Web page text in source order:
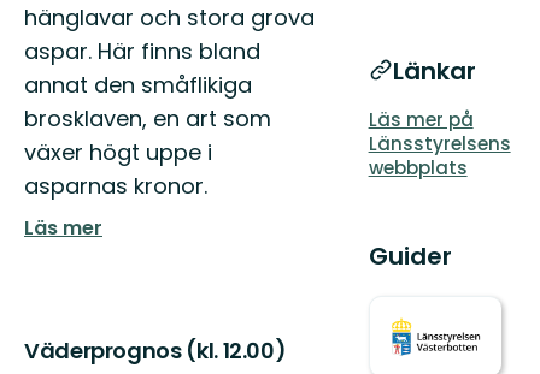
hänglavar och stora grova
aspar. Här finns bland
annat den småflikiga
brosklaven, en art som
växer högt uppe i
asparnas kronor.
Läs mer
Väderprognos (kl. 12.00)
Länkar
Läs mer på
Länsstyrelsens
webbplats
Guider